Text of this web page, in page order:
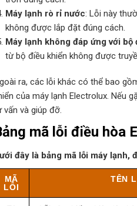
Máy lạnh rò rỉ nước: Lỗi này
không được lắp đặt đúng cách.
Máy lạnh không đáp ứng với bộ
từ bộ điều khiển không được
ra, các lỗi khác có thể bao
của máy lạnh Electrolux. Nếu
vấn và giúp đỡ.
mã lỗi điều hòa
đây là bảng mã lỗi máy
MÃ
LỖI
TÊN